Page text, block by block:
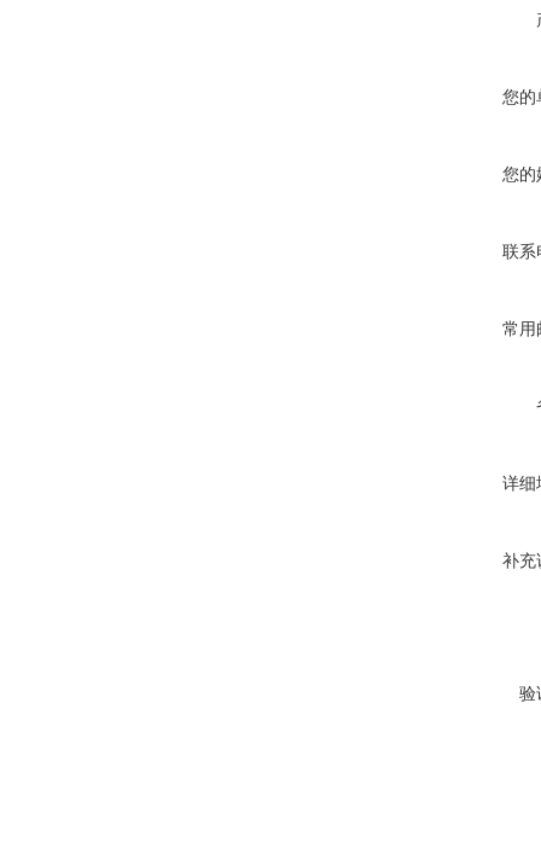
您的
您的
联系
常用
详细
补充
验